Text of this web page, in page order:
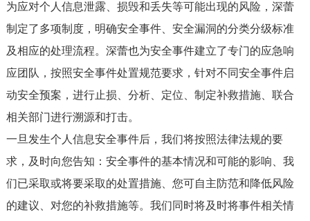
为应对个人信息泄露、损毁和丢失等可能出现的风险，深蕾
制定了多项制度，明确安全事件、安全漏洞的分类分级标准
及相应的处理流程。深蕾也为安全事件建立了专门的应急响
应团队，按照安全事件处置规范要求，针对不同安全事件启
动安全预案，进行止损、分析、定位、制定补救措施、联合
相关部门进行溯源和打击。
一旦发生个人信息安全事件后，我们将按照法律法规的要
求，及时向您告知：安全事件的基本情况和可能的影响、我
们已采取或将要采取的处置措施、您可自主防范和降低风险
的建议、对您的补救措施等。我们同时将及时将事件相关情